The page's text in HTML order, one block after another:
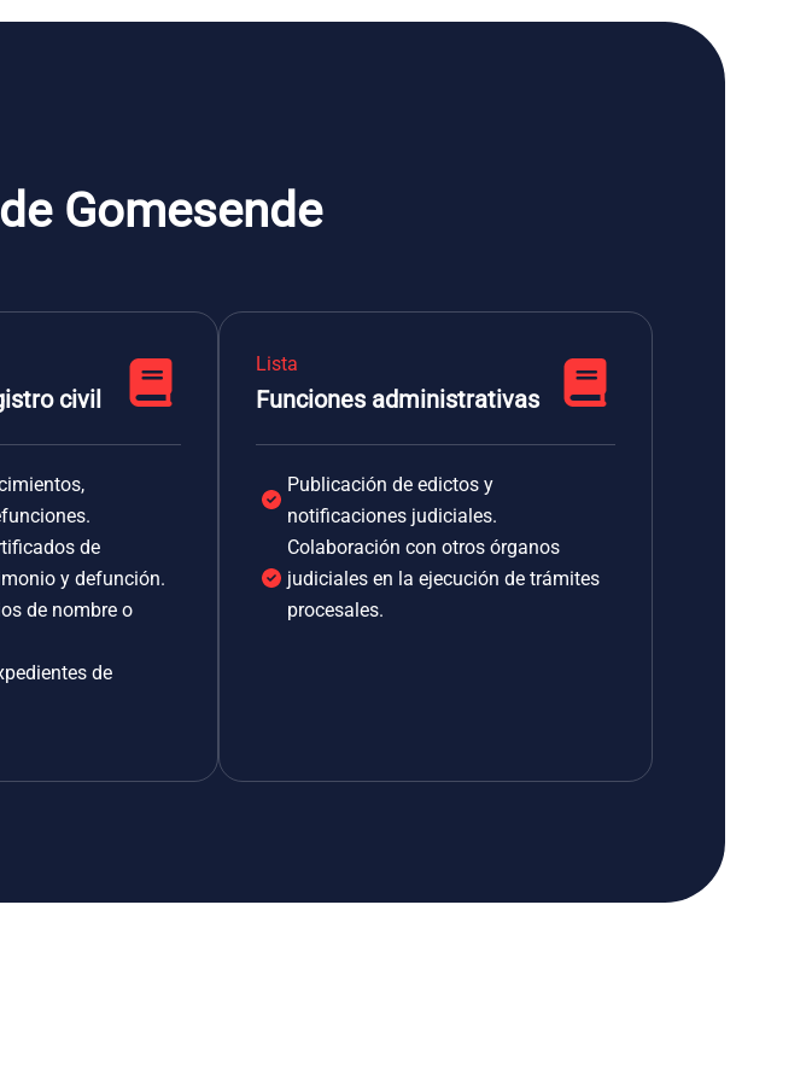
Gomesende
civil
de
y defunción.
de nombre o
de
Lista
Funciones administrativas
Publicación de edictos y
notificaciones judiciales.
Colaboración con otros órganos
judiciales en la ejecución de trámites
procesales.